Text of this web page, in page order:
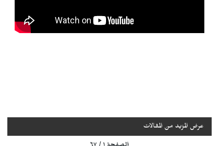
عرض المزيد من المقالات